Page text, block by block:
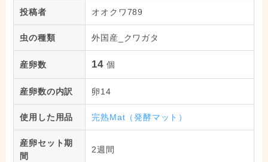
投稿者 オオクワ789
虫の種類 外国産_クワガタ
産卵数 14 個
産卵数の内訳 卵14
使用した用品 完熟Mat（発酵マット）
産卵セット期
間
2週間